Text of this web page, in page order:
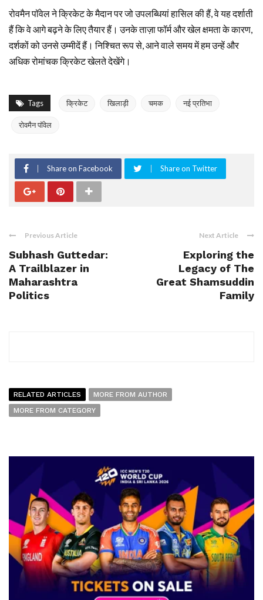
रोवमैन पॉवेल ने क्रिकेट के मैदान पर जो उपलब्धियां हासिल की हैं, वे यह दर्शाती
हैं कि वे आगे बढ़ने के लिए तैयार हैं। उनके ताज़ा फॉर्म और खेल क्षमता के कारण,
दर्शकों को उनसे उम्मीदें हैं। निश्चित रूप से, आने वाले समय में हम उन्हें और
अधिक रोमांचक क्रिकेट खेलते देखेंगे।
Tags क्रिकेट खिलाड़ी चमक नई प्रतिभा
रोवमैन पॉवेल
Share on Facebook Share on Twitter
Previous Article
Subhash Guttedar:
A Trailblazer in
Maharashtra
Politics
Next Article
Exploring the
Legacy of The
Great Shamsuddin
Family
RELATED ARTICLES
MORE FROM AUTHOR
MORE FROM CATEGORY